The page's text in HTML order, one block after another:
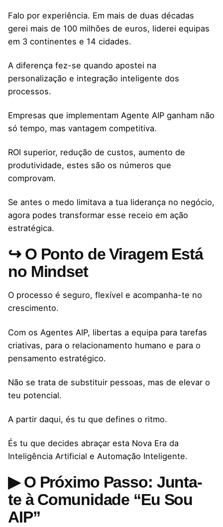
Falo por experiência. Em mais de duas décadas
gerei mais de 100 milhões de euros, liderei equipas
em 3 continentes e 14 cidades.
A diferença fez-se quando apostei na
personalização e integração inteligente dos
processos.
Empresas que implementam Agente AIP ganham não
só tempo, mas vantagem competitiva.
ROI superior, redução de custos, aumento de
produtividade, estes são os números que
comprovam.
Se antes o medo limitava a tua liderança no negócio,
agora podes transformar esse receio em ação
estratégica.
↪ O Ponto de Viragem Está
no Mindset
O processo é seguro, flexível e acompanha-te no
crescimento.
Com os Agentes AIP, libertas a equipa para tarefas
criativas, para o relacionamento humano e para o
pensamento estratégico.
Não se trata de substituir pessoas, mas de elevar o
teu potencial.
A partir daqui, és tu que defines o ritmo.
És tu que decides abraçar esta Nova Era da
Inteligência Artificial e Automação Inteligente.
▶ O Próximo Passo: Junta-
te à Comunidade “Eu Sou
AIP”